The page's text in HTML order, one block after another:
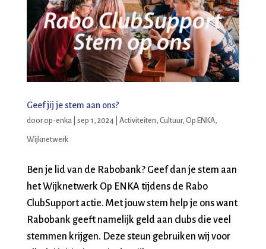
Geef jij je stem aan ons?
doorop-enka| sep 1, 2024 Activiteiten, Cultuur, Op ENKA,
Wijknetwerk
Ben je lid van de Rabobank? Geef dan je stem aan
het Wijknetwerk Op ENKA tijdens de Rabo
ClubSupport actie. Met jouw stem help je ons want
Rabobank geeft namelijk geld aan clubs die veel
stemmen krijgen. Deze steun gebruiken wij voor